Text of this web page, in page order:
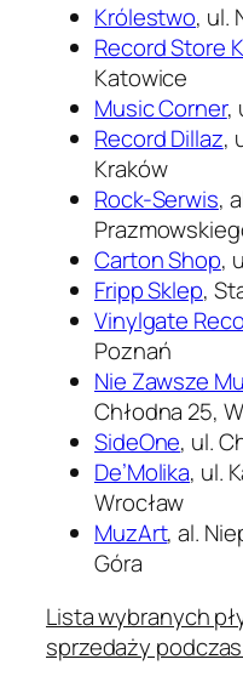
Królestwo, ul.
Record Store
Katowice
Music Corner,
Record Dillaz,
Kraków
Rock-Serwis,
Carton Shop,
Fripp Sklep,
Vinylgate
Poznań
Nie Zawsze
Chłodna 25,
SideOne, ul.
De’Molika, ul.
Wrocław
MuzArt, al.
Góra
Lista wybranych
sprzedaży